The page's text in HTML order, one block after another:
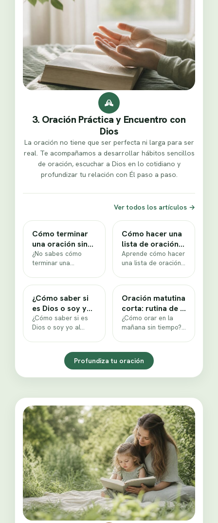
3. Oración Práctica y Encuentro con
Dios
La oración no tiene que ser perfecta ni larga para ser
real. Te acompañamos a desarrollar hábitos sencillos
de oración, escuchar a Dios en lo cotidiano y
profundizar tu relación con Él paso a paso.
Ver todos los artículos →
Cómo terminar
una oración sin
decir solo amén
¿No sabes cómo
terminar una
gratitud, silencio…
Cómo hacer una
lista de oración
práctica
Aprende cómo hacer
una lista de oración
¿Cómo saber si
es Dios o soy yo?
5 preguntas
¿Cómo saber si es
Dios o soy yo al
Oración matutina
corta: rutina de 5
minutos al día
¿Cómo orar en la
mañana sin tiempo?
y…
Profundiza tu oración